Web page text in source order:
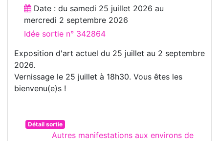
Date : du samedi 25 juillet 2026 au
mercredi 2 septembre 2026
Idée sortie n° 342864
Exposition d'art actuel du 25 juillet au 2 septembre
2026.
Vernissage le 25 juillet à 18h30. Vous êtes les
bienvenu(e)s !
Détail sortie
Autres manifestations aux environs de